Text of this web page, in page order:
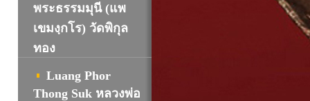
พระธรรมมุนี (แพ
เขมงฺกโร) วัดพิกุล
ทอง
Luang Phor
Thong Suk หลวงพ่อ